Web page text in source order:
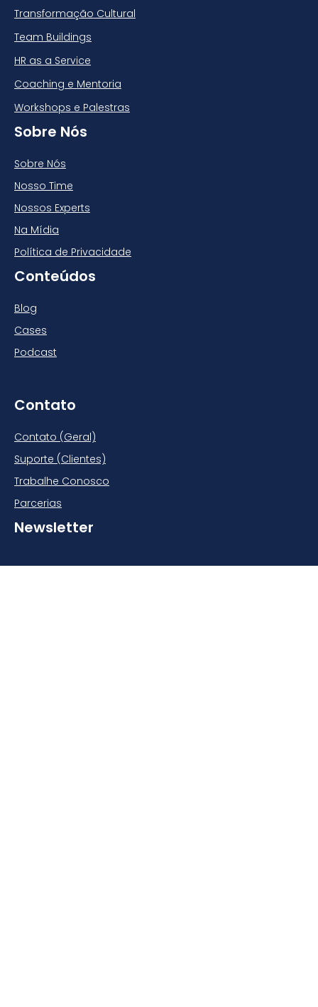
Transformação Cultural
Team Buildings
HR as a Service
Coaching e Mentoria
Workshops e Palestras
Sobre Nós
Sobre Nós
Nosso Time
Nossos Experts
Na Mídia
Política de Privacidade
Conteúdos
Blog
Cases
Podcast
Contato
Contato (Geral)
Suporte (Clientes)
Trabalhe Conosco
Parcerias
Newsletter